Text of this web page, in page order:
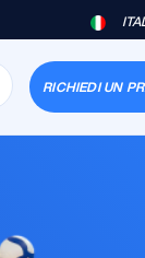
RICHIEDI UN